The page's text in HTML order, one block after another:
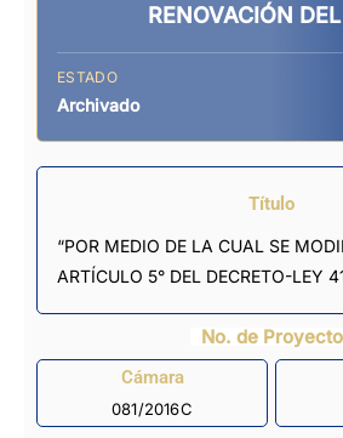
RENOVACIÓN
ESTADO
Archivado
Título
“POR MEDIO DE LA CUAL SE
ARTÍCULO 5° DEL DECRETO-LEY
No. de Proyecto
Cámara
081/2016C